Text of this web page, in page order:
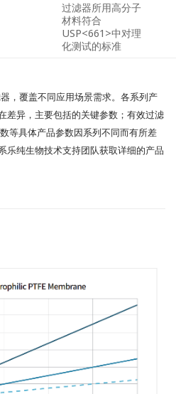
过滤器所用高分子
材料符合
USP<661>中对理
化测试的标准
，覆盖不同应用场景需求。各系列产
差异，主要包括的关键参数；有效过滤
等具体产品参数因系列不同而有所差
乐纯生物技术支持团队获取详细的产品